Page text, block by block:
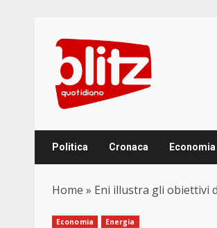
content
Politica Cronaca Economia
Home » Eni illustra gli obiettivi
Economia Energia